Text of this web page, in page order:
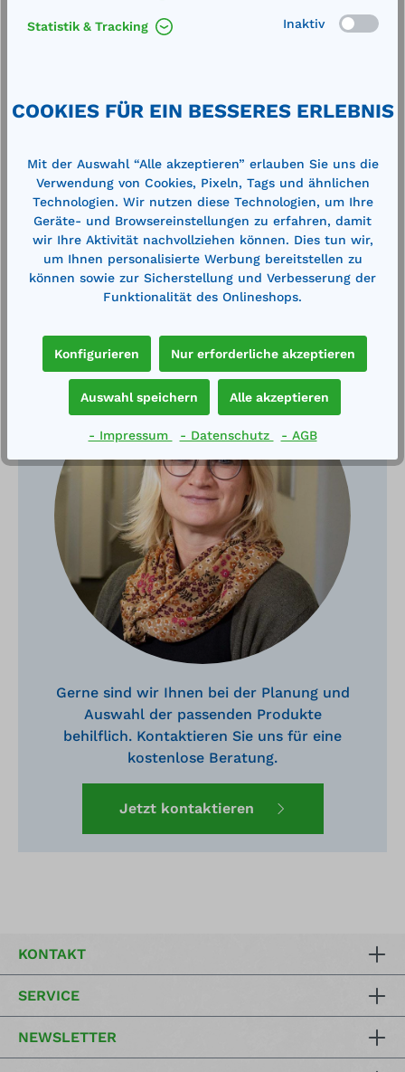
Außengewinde: ¾" AGInnengewinde: 1"
Gerne sind wir Ihnen bei der Planung und
Auswahl der passenden Produkte
behilflich. Kontaktieren Sie uns für eine
kostenlose Beratung.
Jetzt kontaktieren
KONTAKT
SERVICE
NEWSLETTER
Statistik & Tracking Inaktiv
COOKIES FÜR EIN BESSERES ERLEBNIS
Mit der Auswahl “Alle akzeptieren” erlauben Sie uns die
Verwendung von Cookies, Pixeln, Tags und ähnlichen
Technologien. Wir nutzen diese Technologien, um Ihre
Geräte- und Browsereinstellungen zu erfahren, damit
wir Ihre Aktivität nachvollziehen können. Dies tun wir,
um Ihnen personalisierte Werbung bereitstellen zu
können sowie zur Sicherstellung und Verbesserung der
Funktionalität des Onlineshops.
Konfigurieren Nur erforderliche akzeptieren
Auswahl speichern Alle akzeptieren
- Impressum - Datenschutz - AGB